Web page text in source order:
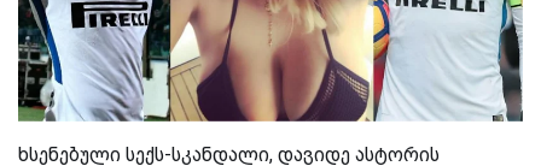
ხსენებული სექს-სკანდალი, დავიდე ასტორის